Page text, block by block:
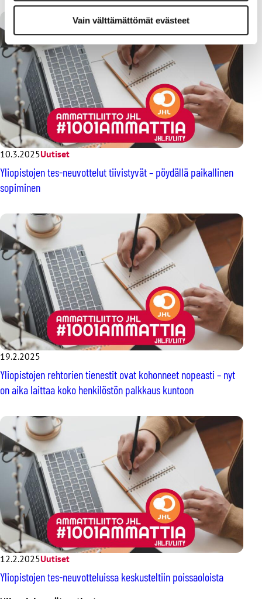
Vain välttämättömät evästeet
10.3.2025Uutiset
Yliopistojen tes-neuvottelut tiivistyvät – pöydällä paikallinen
sopiminen
19.2.2025
Yliopistojen rehtorien tienestit ovat kohonneet nopeasti – nyt
on aika laittaa koko henkilöstön palkkaus kuntoon
12.2.2025Uutiset
Yliopistojen tes-neuvotteluissa keskusteltiin poissaoloista